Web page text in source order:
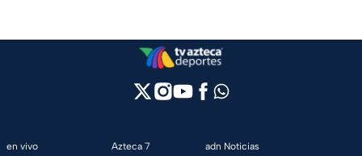
en vivo
Azteca 7
adn Noticias